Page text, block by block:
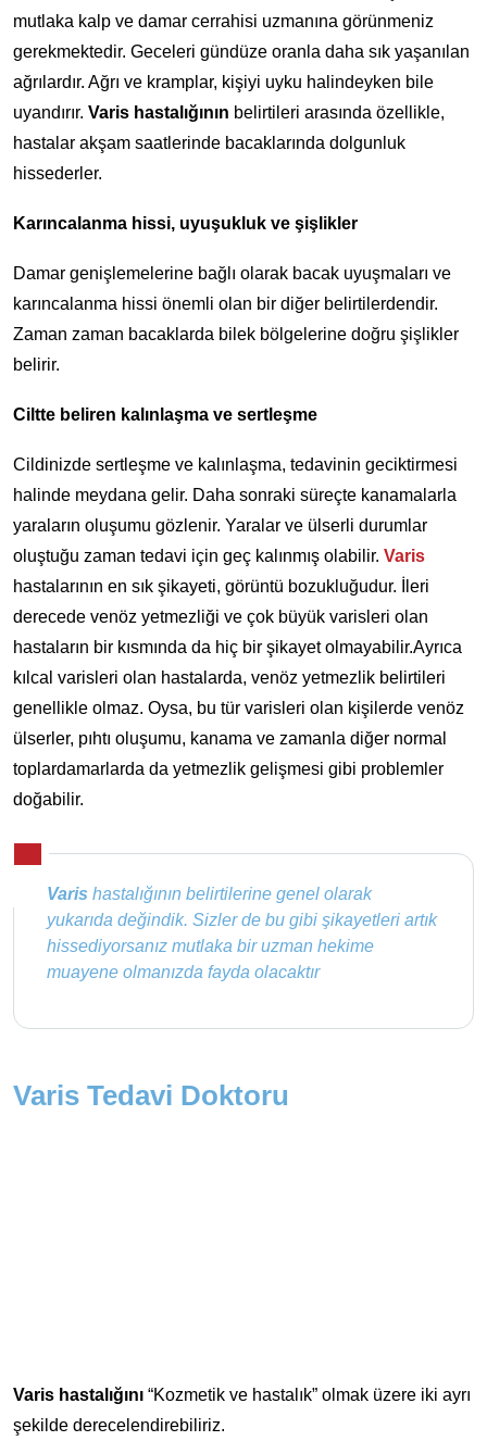
mutlaka kalp ve damar cerrahisi uzmanına görünmeniz
gerekmektedir. Geceleri gündüze oranla daha sık yaşanılan
ağrılardır. Ağrı ve kramplar, kişiyi uyku halindeyken bile
uyandırır. Varis hastalığının belirtileri arasında özellikle,
hastalar akşam saatlerinde bacaklarında dolgunluk
hissederler.
Karıncalanma hissi, uyuşukluk ve şişlikler
Damar genişlemelerine bağlı olarak bacak uyuşmaları ve
karıncalanma hissi önemli olan bir diğer belirtilerdendir.
Zaman zaman bacaklarda bilek bölgelerine doğru şişlikler
belirir.
Ciltte beliren kalınlaşma ve sertleşme
Cildinizde sertleşme ve kalınlaşma, tedavinin geciktirmesi
halinde meydana gelir. Daha sonraki süreçte kanamalarla
yaraların oluşumu gözlenir. Yaralar ve ülserli durumlar
oluştuğu zaman tedavi için geç kalınmış olabilir. Varis
hastalarının en sık şikayeti, görüntü bozukluğudur. İleri
derecede venöz yetmezliği ve çok büyük varisleri olan
hastaların bir kısmında da hiç bir şikayet olmayabilir.Ayrıca
kılcal varisleri olan hastalarda, venöz yetmezlik belirtileri
genellikle olmaz. Oysa, bu tür varisleri olan kişilerde venöz
ülserler, pıhtı oluşumu, kanama ve zamanla diğer normal
toplardamarlarda da yetmezlik gelişmesi gibi problemler
doğabilir.
Varis hastalığının belirtilerine genel olarak
yukarıda değindik. Sizler de bu gibi şikayetleri artık
hissediyorsanız mutlaka bir uzman hekime
muayene olmanızda fayda olacaktır
Varis Tedavi Doktoru
Varis hastalığını “Kozmetik ve hastalık” olmak üzere iki ayrı
şekilde derecelendirebiliriz.